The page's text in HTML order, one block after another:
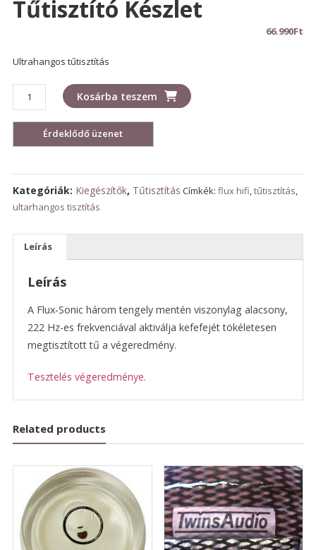
Tűtisztító Készlet
66.990Ft
Ultrahangos tűtisztítás
Hifi
ultrahangos
tűtisztító
mennyiség
Kosárba teszem
Kategóriák: Kiegészítők, Tűtisztítás Címkék: flux hifi,tűtisztítás,
ultarhangos tisztítás
Leírás
Leírás
A Flux-Sonic három tengely mentén viszonylag alacsony,
222 Hz-es frekvenciával aktiválja kefefejét tökéletesen
megtisztított tű a végeredmény.
Tesztelés végeredménye.
Related products